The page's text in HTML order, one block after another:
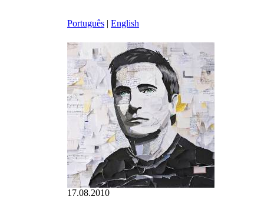
Português | English
17.08.2010